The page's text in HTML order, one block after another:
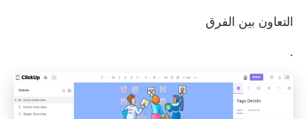
التعاون بين الفرق
.